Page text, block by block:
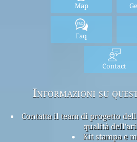
Map
Faq
Contact
Informazioni su
Contatta il team di progetto
qualità
Kit stampa e